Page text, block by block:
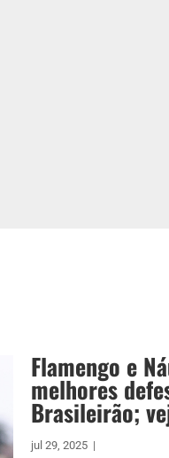
Flamengo e
melhores
Brasileirão;
jul 29, 2025 |